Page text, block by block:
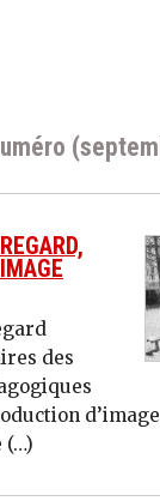
des
(…)